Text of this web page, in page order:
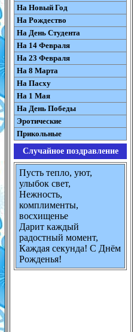
На Новый Год
На Рождество
На День Студента
На 14 Февраля
На 23 Февраля
На 8 Марта
На Пасху
На 1 Мая
На День Победы
Эротические
Прикольные
Случайное поздравление
Пусть тепло, уют,
улыбок свет,
Нежность,
комплименты,
восхищенье
Дарит каждый
радостный момент,
Каждая секунда! С Днём
Рожденья!